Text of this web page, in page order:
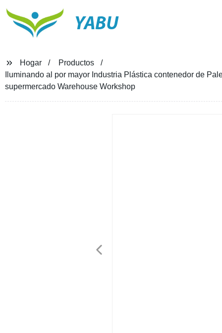
YABU
Hogar
Productos
Iluminando al por mayor Industria Plástica contenedor de
supermercado Warehouse Workshop